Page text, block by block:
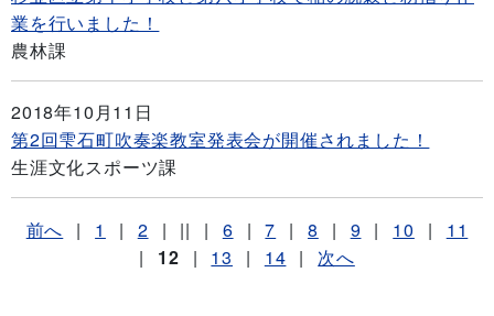
業を行いました！
農林課
2018年10月11日
第2回雫石町吹奏楽教室発表会が開催されました！
生涯文化スポーツ課
前へ | 1 | 2 | || | 6 | 7 | 8 | 9 | 10 |
11
|
12 | 13 | 14 | 次へ